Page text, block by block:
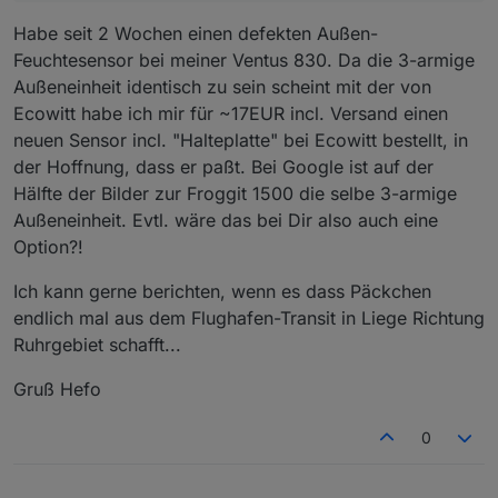
Habe seit 2 Wochen einen defekten Außen-
Feuchtesensor bei meiner Ventus 830. Da die 3-armige
Außeneinheit identisch zu sein scheint mit der von
Ecowitt habe ich mir für ~17EUR incl. Versand einen
neuen Sensor incl. "Halteplatte" bei Ecowitt bestellt, in
der Hoffnung, dass er paßt. Bei Google ist auf der
Hälfte der Bilder zur Froggit 1500 die selbe 3-armige
Außeneinheit. Evtl. wäre das bei Dir also auch eine
Option?!
Ich kann gerne berichten, wenn es dass Päckchen
endlich mal aus dem Flughafen-Transit in Liege Richtung
Ruhrgebiet schafft...
Gruß Hefo
0